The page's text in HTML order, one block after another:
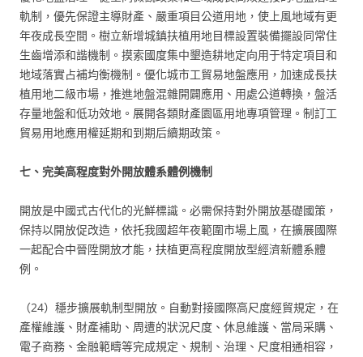
軌制，優先保證主導財產、嚴重項目公道用地，使上風地域有更
年夜成長空間。樹立新增城鎮扶植用地目標設置裝備擺設同常住
生齒增添和諧機制。摸索國度集中墾造耕地定向用于特定項目和
地域落實占補均衡機制。優化城市工貿易地盤應用，加速成長扶
植用地二級市場，推進地盤混雜開闢應用、用處公道轉換，盤活
存量地盤和低功效地。展開各類財產園區用地專項管理。制訂工
貿易用地應用權延期和到期后續期政策。
七、完美高程度對外開放體系體例機制
開放是中國式古代化的光鮮標識。必需保持對外開放基礎國策，
保持以開放促改造，依托我國超年夜範圍市場上風，在擴展國際
一起配合中晉陞開放才能，扶植更高程度開放型經濟新體系體
例。
（24）穩步擴展軌制型開放。自動對接國際高尺度經貿規定，在
產權維護、財產補助、周遭的狀況尺度、休息維護、當局采購、
電子商務、金融範疇等完成規定、規制、治理、尺度相通相容，